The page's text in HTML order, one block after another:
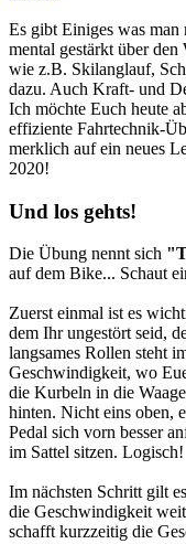
Es gibt Einiges was
mental gestärkt über
wie z.B. Skilanglauf,
dazu. Auch Kraft- und
Ich möchte Euch heute
effiziente Fahrtechnik-
merklich auf ein neues
2020!
Und los gehts!
Die Übung nennt sich
auf dem Bike... Schaut
Zuerst einmal ist es
dem Ihr ungestört seid,
langsames Rollen steht
Geschwindigkeit, wo
die Kurbeln in die
hinten. Nicht eins oben,
Pedal sich vorn besser
im Sattel sitzen. Logisch!
Im nächsten Schritt gilt
die Geschwindigkeit
schafft kurzzeitig die